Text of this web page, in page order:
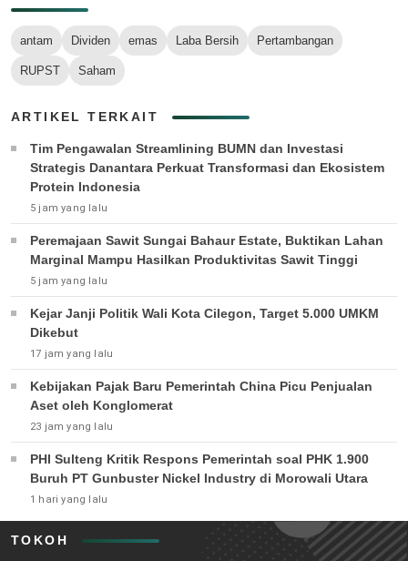
antam Dividen emas Laba Bersih Pertambangan
RUPST Saham
ARTIKEL TERKAIT
Tim Pengawalan Streamlining BUMN dan Investasi
Strategis Danantara Perkuat Transformasi dan Ekosistem
Protein Indonesia
5 jam yang lalu
Peremajaan Sawit Sungai Bahaur Estate, Buktikan Lahan
Marginal Mampu Hasilkan Produktivitas Sawit Tinggi
5 jam yang lalu
Kejar Janji Politik Wali Kota Cilegon, Target 5.000 UMKM
Dikebut
17 jam yang lalu
Kebijakan Pajak Baru Pemerintah China Picu Penjualan
Aset oleh Konglomerat
23 jam yang lalu
PHI Sulteng Kritik Respons Pemerintah soal PHK 1.900
Buruh PT Gunbuster Nickel Industry di Morowali Utara
1 hari yang lalu
TOKOH